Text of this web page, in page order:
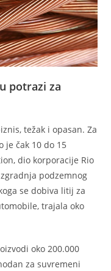
potrazi za
težak i opasan. Za
je čak 10 do 15
dio korporacije Rio
podzemnog
se dobiva litij za
trajala oko
oko 200.000
za suvremeni